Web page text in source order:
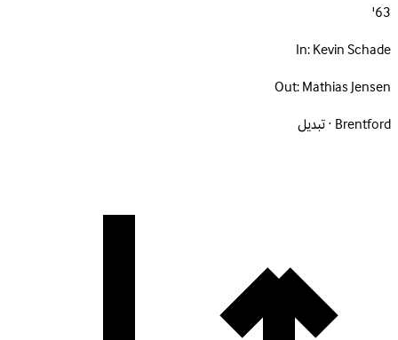
63'
In:Kevin Schade
Out:Mathias Jensen
Brentford · تبديل